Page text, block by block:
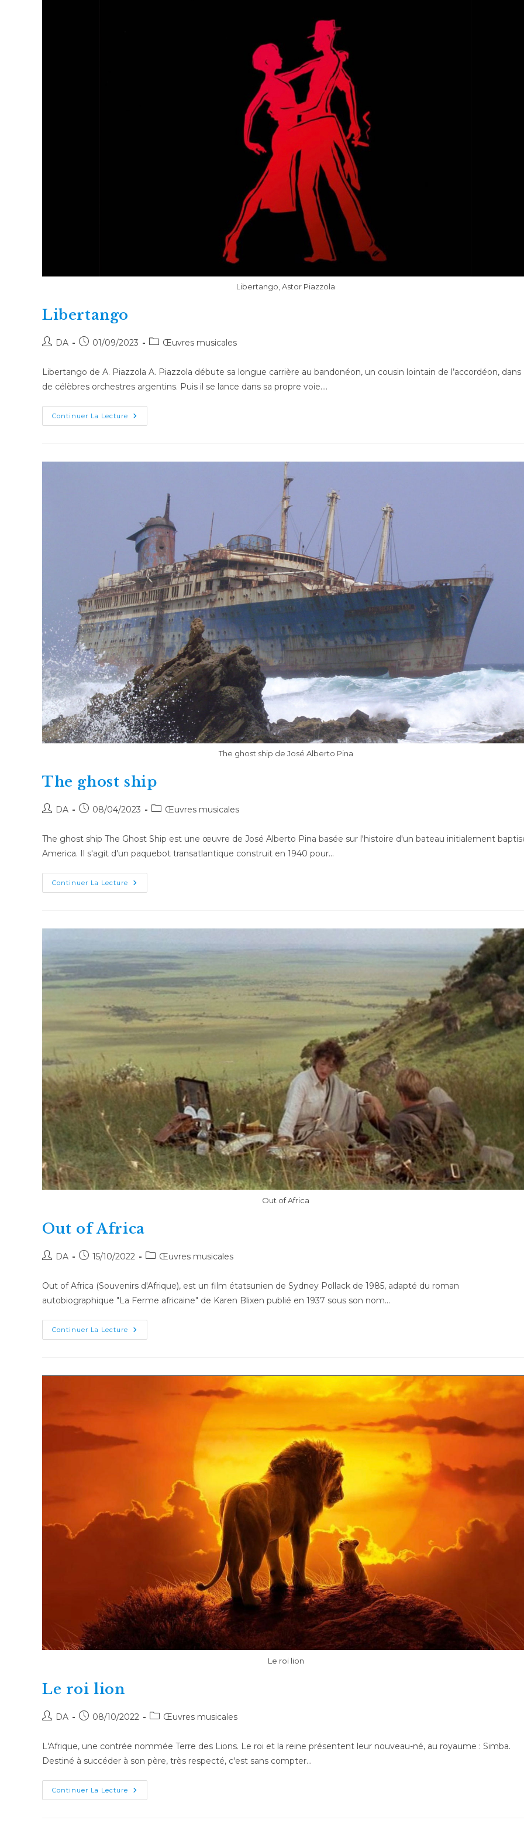
Libertango, Astor Piazzola
Libertango
Auteur/autrice
la
publication :
DA
Publication
01/09/2023
PostŒuvres musicales
Libertango de A. Piazzola A. Piazzola débute sa longue carrière au bandonéon, un cousin lointain de l’accordéon, dans
de célèbres orchestres argentins. Puis il se lance dans sa propre voie.…
Continuer La Lecture Libertango
The ghost ship de José Alberto Pina
The ghost ship
Auteur/autrice
la
publication :
DA
Publication
08/04/2023
PostŒuvres musicales
The ghost ship The Ghost Ship est une œuvre de José Alberto Pina basée sur l'histoire d'un bateau initialement
America. Il s'agit d'un paquebot transatlantique construit en 1940 pour…
Continuer La Lecture The
Ghost
Out of Africa
Out of Africa
Auteur/autrice
la
publication :
DA
Publication
15/10/2022
PostŒuvres musicales
Out of Africa (Souvenirs d'Afrique), est un film étatsunien de Sydney Pollack de 1985, adapté du roman
autobiographique "La Ferme africaine" de Karen Blixen publié en 1937 sous son nom…
Continuer La Lecture Out
Of
Le roi lion
Le roi lion
Auteur/autrice
la
publication :
DA
Publication
08/10/2022
PostŒuvres musicales
L'Afrique, une contrée nommée Terre des Lions. Le roi et la reine présentent leur nouveau-né, au royaume : Simba.
Destiné à succéder à son père, très respecté, c'est sans compter…
Continuer La Lecture Le
Roi